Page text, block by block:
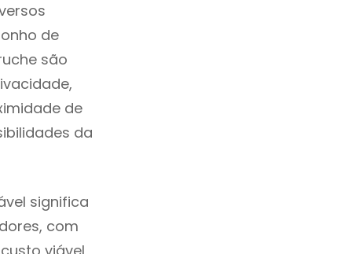
de
são
de
da
significa
com